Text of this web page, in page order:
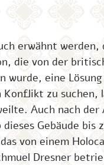
erwähnt werden,
die von der
wurde, eine
Konflikt zu suchen,
Auch nach der
dieses Gebäude bis
von einem
Dresner